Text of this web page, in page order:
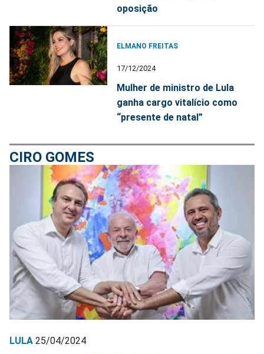
oposição
ELMANO FREITAS
17/12/2024
Mulher de ministro de Lula
ganha cargo vitalício como
“presente de natal”
CIRO GOMES
LULA 25/04/2024